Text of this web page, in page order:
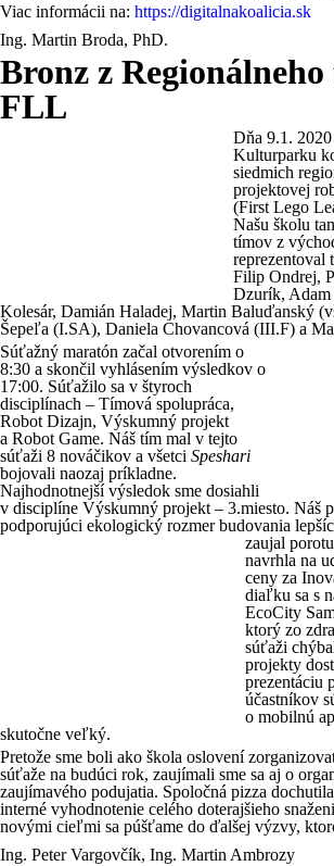
Viac informácii na: https://digitalnakoalicia.sk
Ing. Martin Broda, PhD.
Bronz z
FLL
Dňa 9.1.
Kulturparku
siedmich
projektovej
(First Lego
Našu školu
tímov z
reprezentoval
Filip Ondrej,
Dzurík, Adam
Kolesár, Damián Haladej, Martin Baluďanský
Šepeľa (I.SA), Daniela Chovancová (III.F) a
Súťažný maratón začal otvorením o
8:30 a skončil vyhlásením výsledkov o
17:00. Súťažilo sa v štyroch
disciplínach – Tímová spolupráca,
Robot Dizajn, Výskumný projekt
a Robot Game. Náš tím mal v tejto
súťaži 8 nováčikov a všetci Speshari
bojovali naozaj príkladne.
Najhodnotnejší výsledok sme dosiahli
v disciplíne Výskumný projekt – 3.miesto. Náš
podporujúci ekologický rozmer budovania
zaujal
navrhla na
ceny za
diaľku sa s
EcoCity
ktorý zo
súťaži
projekty
prezentáciu
účastníkov
o mobilnú
skutočne veľký.
Pretože sme boli ako škola oslovení
súťaže na budúci rok, zaujímali sme sa aj o
zaujímavého podujatia. Spoločná pizza
interné vyhodnotenie celého doterajšieho
novými cieľmi sa púšťame do ďalšej výzvy,
Ing. Peter Vargovčík, Ing. Martin Ambrozy